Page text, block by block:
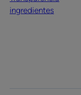
ingredientes